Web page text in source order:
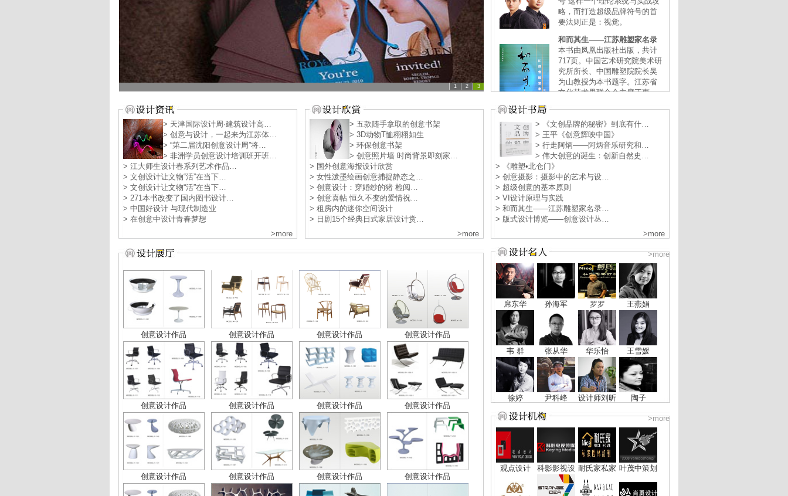
> 天津国际设计周·建筑设计高…
> 创意与设计，一起来为江苏体…
> “第二届沈阳创意设计周”将…
> 非洲学员创意设计培训班开班…
> 江大师生设计春系列艺术作品…
> 文创设计让文物“活”在当下…
> 文创设计让文物“活”在当下…
> 271本书改变了国内图书设计…
> 中国好设计 与现代制造业
> 在创意中设计青春梦想
>more
> 五款随手拿取的创意书架
> 3D动物T恤栩栩如生
> 环保创意书架
> 创意照片墙 时尚背景即刻家…
> 国外创意海报设计欣赏
> 女性泼墨绘画创意捕捉静态之…
> 创意设计：穿婚纱的猪 检阅…
> 创意喜帖 恒久不变的爱情祝…
> 租房内的迷你空间设计
> 日剧15个经典日式家居设计赏…
>more
> 《文创品牌的秘密》到底有什…
> 王平《创意辉映中国》
> 行走阿炳——阿炳音乐研究和…
> 伟大创意的诞生：创新自然史…
> 《雕塑•北仓门》
> 创意摄影：摄影中的艺术与设…
> 超级创意的基本原则
> VI设计原理与实践
> 和而其生——江苏雕塑家名录…
> 版式设计博览——创意设计丛…
>more
创意设计作品 创意设计作品 创意设计作品 创意设计作品
创意设计作品 创意设计作品 创意设计作品 创意设计作品
创意设计作品 创意设计作品 创意设计作品 创意设计作品
>more
席东华 孙海军 罗罗 王燕娟
韦 群 张从华 华乐怡 王雪媛
徐婷 尹科峰 设计师刘昕 陶子
>more
观点设计 科影影视设 耐氏家私家 叶茂中策划